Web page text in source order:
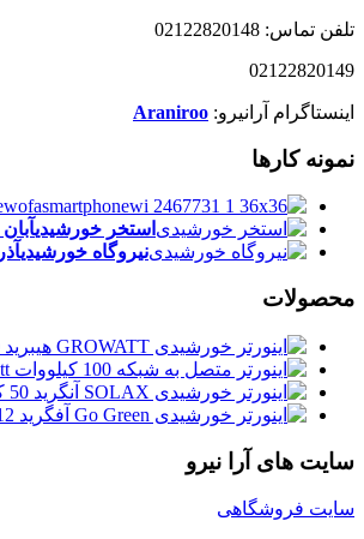
تلفن تماس: 02122820148
02122820149
اینستاگرام آرانیرو: Araniroo
نمونه کارها
استخر خورشیدیآبان ۲۲, ۱۳۹۶ - ۱:۲۸ ب٫ظ
نیروگاه خورشیدیآذر ۲۵, ۱۳۹۰ - ۱:۰۶ ق٫ظ
محصولات
سایت های آرا نیرو
سایت فروشگاهی